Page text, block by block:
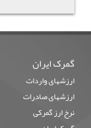
گمرک ایران
ارزشهای واردات
ارزشهای صادرات
نرخ ارز گمرکی